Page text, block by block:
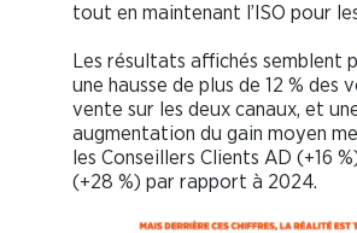
tout en maintenant l’ISO pour
Les résultats affichés semblent
une hausse de plus de 12 % des
vente sur les deux canaux, et
augmentation du gain moyen
les Conseillers Clients AD (+16
(+28 %) par rapport à 2024.